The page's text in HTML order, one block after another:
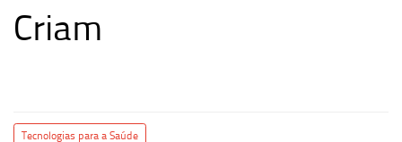
Criam
Tecnologias para a Saúde